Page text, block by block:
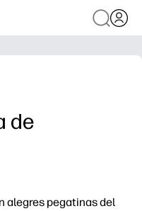
de
alegres pegatinas del